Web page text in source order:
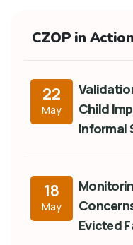
CZOP in
22
May
Child
Informal
18
May
Evicted